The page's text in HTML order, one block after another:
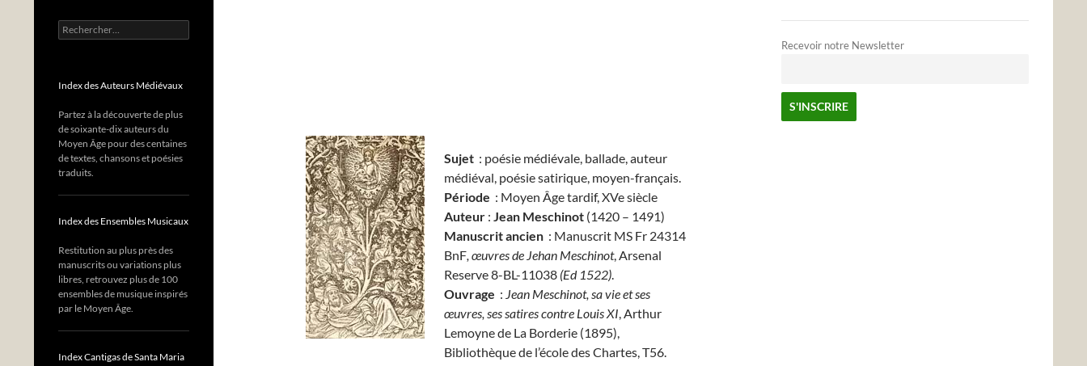
Sujet : poésie médiévale, ballade, auteur
médiéval, poésie satirique, moyen-français.
Période : Moyen Âge tardif, XVe siècle
Auteur : Jean Meschinot (1420 – 1491)
Manuscrit ancien : Manuscrit MS Fr 24314
BnF, œuvres de Jehan Meschinot, Arsenal
Reserve 8-BL-11038 (Ed 1522).
Ouvrage : Jean Meschinot, sa vie et ses
œuvres, ses satires contre Louis XI, Arthur
Lemoyne de La Borderie (1895),
Bibliothèque de l’école des Chartes, T56.
Recevoir notre Newsletter
Rechercher :
Index des Auteurs Médiévaux
Partez à la découverte de plus
de soixante-dix auteurs du
Moyen Âge pour des centaines
de textes, chansons et poésies
traduits.
Index des Ensembles Musicaux
Restitution au plus près des
manuscrits ou variations plus
libres, retrouvez plus de 100
ensembles de musique inspirés
par le Moyen Âge.
Index Cantigas de Santa Maria